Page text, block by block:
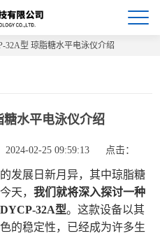
32A型 琼脂糖水平电泳仪介绍
水平电泳仪介绍
2024-02-25 09:59:13 点击：
发展日新月异，其中琼脂糖
天，我们就将深入探讨一种
32A型。这款设备以其
的稳定性，已经成为许多生